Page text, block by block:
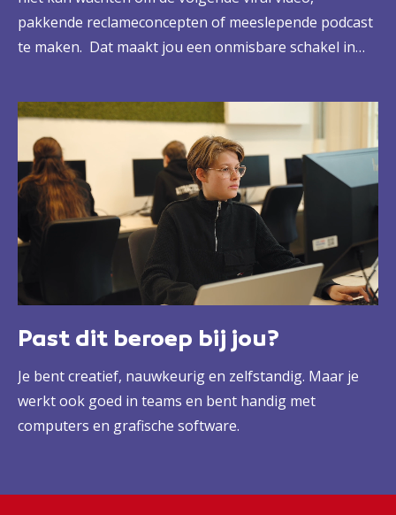
pakkende reclameconcepten of meeslepende podcast
te maken. Dat maakt jou een onmisbare schakel in
audio of tekst.
Past dit beroep bij jou?
Je bent creatief, nauwkeurig en zelfstandig. Maar je
werkt ook goed in teams en bent handig met
computers en grafische software.